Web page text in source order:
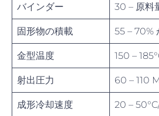
バインダー 30 – 原料
固形物の積載 55 – 70%
金型温度 150 –
射出圧力 60 – 110
成形冷却速度 20 –